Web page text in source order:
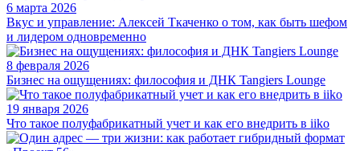
6 марта 2026
Вкус и управление: Алексей Ткаченко о том, как быть шефом
и лидером одновременно
8 февраля 2026
Бизнес на ощущениях: философия и ДНК Tangiers Lounge
19 января 2026
Что такое полуфабрикатный учет и как его внедрить в iiko